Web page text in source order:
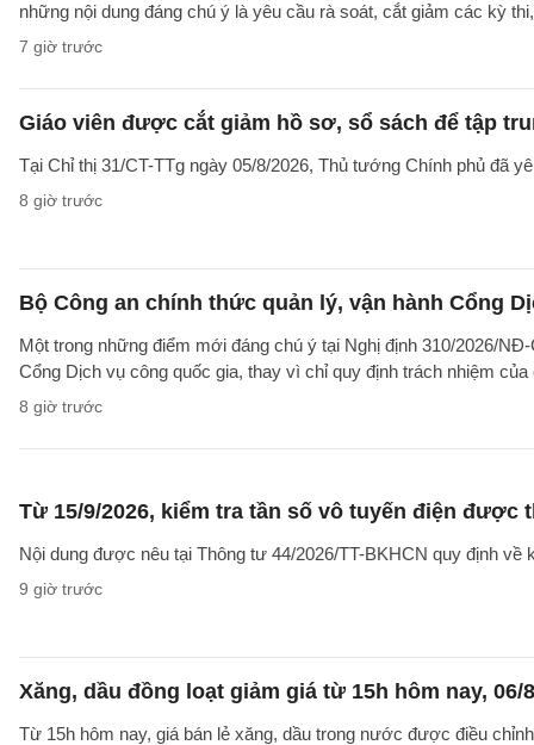
những nội dung đáng chú ý là yêu cầu rà soát, cắt giảm các kỳ
7 giờ trước
Giáo viên được cắt giảm hồ sơ, sổ sách để tập
Tại Chỉ thị 31/CT-TTg ngày 05/8/2026, Thủ tướng Chính phủ đã
8 giờ trước
Bộ Công an chính thức quản lý, vận hành Cổng
Một trong những điểm mới đáng chú ý tại Nghị định 310/2026/
Cổng Dịch vụ công quốc gia, thay vì chỉ quy định trách nhiệm
8 giờ trước
Từ 15/9/2026, kiểm tra tần số vô tuyến điện được
Nội dung được nêu tại Thông tư 44/2026/TT-BKHCN quy định
9 giờ trước
Xăng, dầu đồng loạt giảm giá từ 15h hôm nay, 06/
Từ 15h hôm nay, giá bán lẻ xăng, dầu trong nước được điều